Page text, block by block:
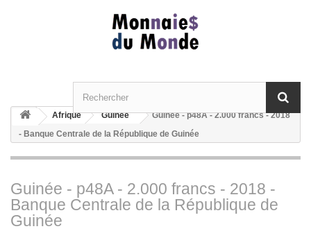
Afrique Guinée
Guinée - p48A - 2.000 francs - 2018
- Banque Centrale de la République de Guinée
Guinée - p48A - 2.000 francs - 2018 -
Banque Centrale de la République de
Guinée